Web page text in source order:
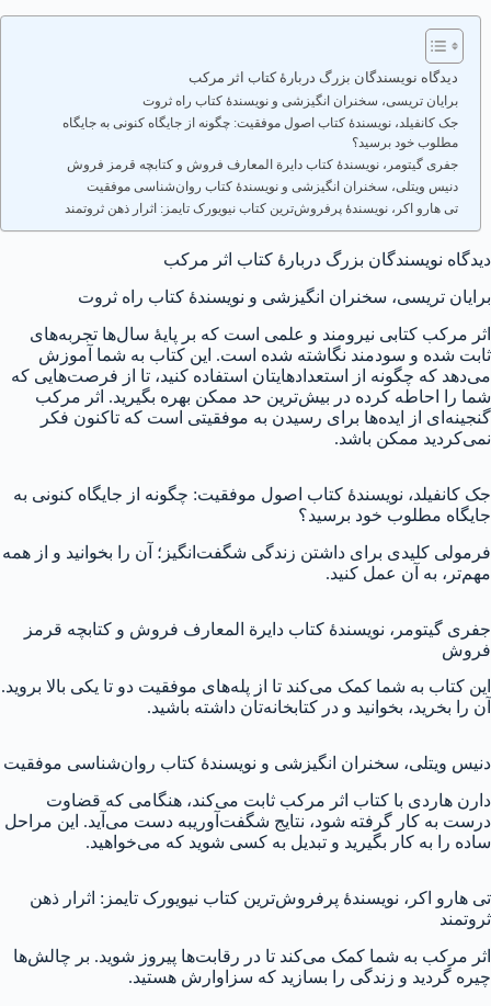
دیدگاه نویسندگان بزرگ دربارهٔ کتاب اثر مرکب
برایان تریسی، سخنران انگیزشی و نویسندهٔ کتاب راه ثروت
جک کانفیلد، نویسندهٔ کتاب اصول موفقیت: چگونه از جایگاه کنونی به جایگاه
مطلوب خود برسید؟
جفری گیتومر، نویسندهٔ کتاب دایرة المعارف فروش و کتابچه قرمز فروش
دنیس ویتلی، سخنران انگیزشی و نویسندهٔ کتاب روان‌شناسی موفقیت
تی هارو اکر، نویسندهٔ پرفروش‌ترین کتاب نیویورک تایمز: اثرار ذهن ثروتمند
دیدگاه نویسندگان بزرگ دربارهٔ کتاب اثر مرکب
برایان تریسی، سخنران انگیزشی و نویسندهٔ کتاب راه ثروت
اثر مرکب کتابی نیرومند و علمی است که بر پایهٔ سال‌ها تجربه‌های
ثابت شده و سودمند نگاشته شده است. این کتاب به شما آموزش
می‌دهد که چگونه از استعدادهایتان استفاده کنید، تا از فرصت‌هایی که
شما را احاطه کرده در بیش‌ترین حد ممکن بهره بگیرید. اثر مرکب
گنجینه‌ای از ایده‌ها برای رسیدن به موفقیتی است که تاکنون فکر
نمی‌کردید ممکن باشد.
جک کانفیلد، نویسندهٔ کتاب اصول موفقیت: چگونه از جایگاه کنونی به
جایگاه مطلوب خود برسید؟
فرمولی کلیدی برای داشتن زندگی شگفت‌انگیز؛ آن را بخوانید و از همه
مهم‌تر، به آن عمل کنید.
جفری گیتومر، نویسندهٔ کتاب دایرة المعارف فروش و کتابچه قرمز
فروش
این کتاب به شما کمک می‌کند تا از پله‌های موفقیت دو تا یکی بالا بروید.
آن را بخرید، بخوانید و در کتابخانه‌تان داشته باشید.
دنیس ویتلی، سخنران انگیزشی و نویسندهٔ کتاب روان‌شناسی موفقیت
دارن هاردی با کتاب اثر مرکب ثابت می‌کند، هنگامی که قضاوت
درست به کار گرفته شود، نتایج شگفت‌آوریبه دست می‌آید. این مراحل
ساده را به کار بگیرید و تبدیل به کسی شوید که می‌خواهید.
تی هارو اکر، نویسندهٔ پرفروش‌ترین کتاب نیویورک تایمز: اثرار ذهن
ثروتمند
اثر مرکب به شما کمک می‌کند تا در رقابت‌ها پیروز شوید. بر چالش‌ها
چیره گردید و زندگی را بسازید که سزاوارش هستید.